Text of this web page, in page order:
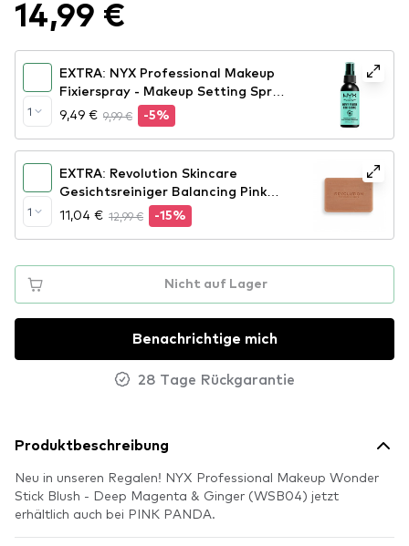
14,99 €
1
EXTRA: NYX Professional Makeup
Fixierspray - Makeup Setting Spray
– Dewy Finish (MSS02)
9,49 € 9,99 € -5%
1
EXTRA: Revolution Skincare
Gesichtsreiniger Balancing Pink
Clay Cleansing Bar
11,04 € 12,99 € -15%
Nicht auf Lager
Benachrichtige mich
28 Tage Rückgarantie
Produktbeschreibung
Neu in unseren Regalen! NYX Professional Makeup Wonder
Stick Blush - Deep Magenta & Ginger (WSB04) jetzt
erhältlich auch bei PINK PANDA.